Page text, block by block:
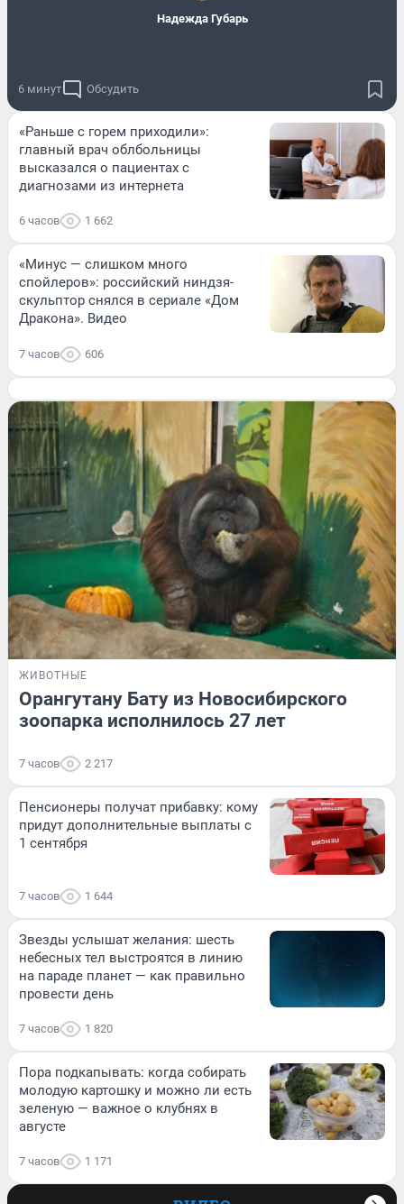
Надежда Губарь
6 минут Обсудить
«Раньше с горем приходили»:
главный врач облбольницы
высказался о пациентах с
диагнозами из интернета
6 часов 1 662
«Минус — слишком много
спойлеров»: российский ниндзя-
скульптор снялся в сериале «Дом
Дракона». Видео
7 часов 606
ЖИВОТНЫЕ
Орангутану Бату из Новосибирского
зоопарка исполнилось 27 лет
7 часов 2 217
Пенсионеры получат прибавку: кому
придут дополнительные выплаты с
1 сентября
7 часов 1 644
Звезды услышат желания: шесть
небесных тел выстроятся в линию
на параде планет — как правильно
провести день
7 часов 1 820
Пора подкапывать: когда собирать
молодую картошку и можно ли есть
зеленую — важное о клубнях в
августе
7 часов 1 171